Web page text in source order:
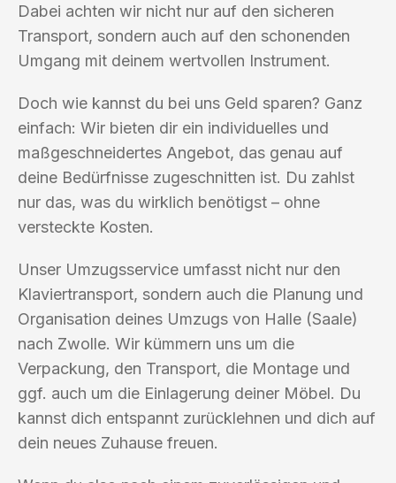
Dabei achten wir nicht nur auf den sicheren
Transport, sondern auch auf den schonenden
Umgang mit deinem wertvollen Instrument.
Doch wie kannst du bei uns Geld sparen? Ganz
einfach: Wir bieten dir ein individuelles und
maßgeschneidertes Angebot, das genau auf
deine Bedürfnisse zugeschnitten ist. Du zahlst
nur das, was du wirklich benötigst – ohne
versteckte Kosten.
Unser Umzugsservice umfasst nicht nur den
Klaviertransport, sondern auch die Planung und
Organisation deines Umzugs von Halle (Saale)
nach Zwolle. Wir kümmern uns um die
Verpackung, den Transport, die Montage und
ggf. auch um die Einlagerung deiner Möbel. Du
kannst dich entspannt zurücklehnen und dich auf
dein neues Zuhause freuen.